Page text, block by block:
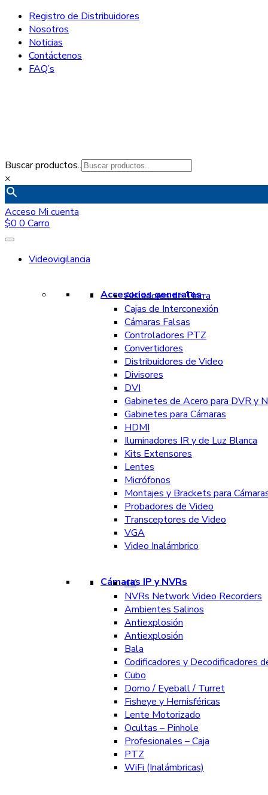
Registro de Distribuidores
Nosotros
Noticias
Contáctenos
FAQ’s
Buscar productos..
×
Acceso Mi cuenta
$0 0 Carro
Videovigilancia
Accesorios generales
Aisladores de Tierra
Cajas de Interconexión
Cámaras Falsas
Controladores PTZ
Convertidores
Distribuidores de Video
Divisores
DVI
Gabinetes de Acero para DVR y
Gabinetes para Cámaras
HDMI
Iluminadores IR y de Luz Blanca
Kits Extensores
Lentes
Micrófonos
Montajes y Brackets para
Probadores de Video
Transceptores de Video
VGA
Video Inalámbrico
Cámaras IP y NVRs
4K
NVRs Network Video Recorders
Ambientes Salinos
Antiexplosión
Antiexplosión
Bala
Codificadores y Decodificadores
Cubo
Domo / Eyeball / Turret
Fisheye y Hemisféricas
Lente Motorizado
Ocultas – Pinhole
Profesionales – Caja
PTZ
WiFi (Inalámbricas)